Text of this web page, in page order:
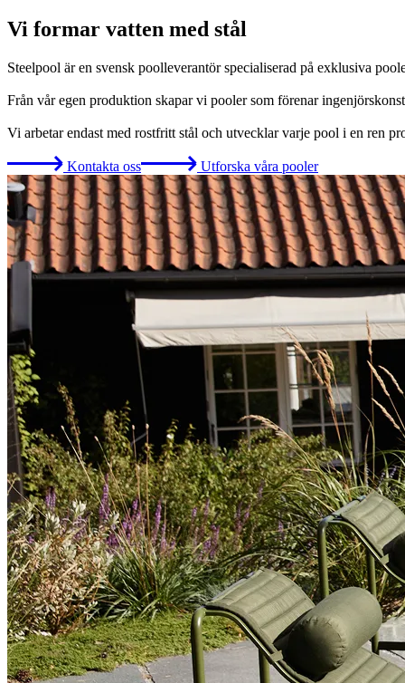
Vi formar vatten med stål
Steelpool är en svensk poolleverantör specialiserad på exklusiva
Från vår egen produktion skapar vi pooler som förenar
Vi arbetar endast med rostfritt stål och utvecklar varje pool i en ren
Kontakta oss Utforska våra pooler